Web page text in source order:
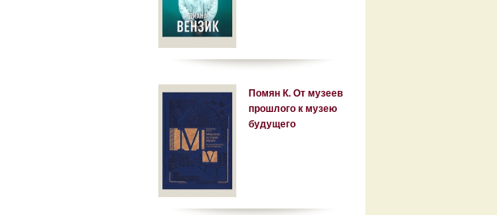
Помян К. От музеев
прошлого к музею
будущего